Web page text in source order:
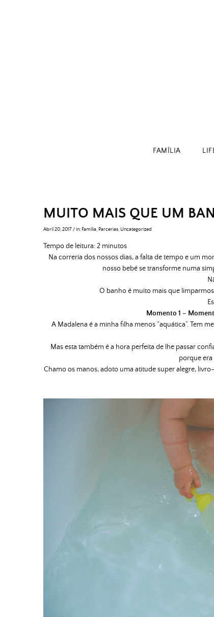
FAMÍLIA
MUITO MAIS QUE UM
Abril 20, 2017/in: Família, Parcerias, Uncategorized
Tempo de leitura:2 minutos
Na correria dos nossos dias, a falta de tempo e um
nosso bebé se transforme numa
O banho é muito mais que
Momento 1 –
A Madalena é a minha filha menos “aquática”. Tem
Mas esta também é a hora perfeita de lhe passar
porque era
Chamo os manos, adoto uma atitude super alegre,